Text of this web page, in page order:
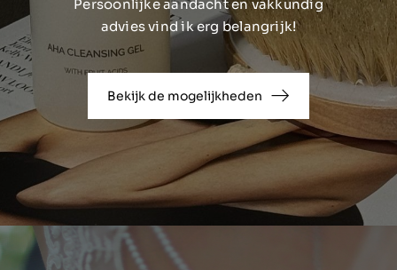
Persoonlijke aandacht en vakkundig
advies vind ik erg belangrijk!
Bekijk de mogelijkheden